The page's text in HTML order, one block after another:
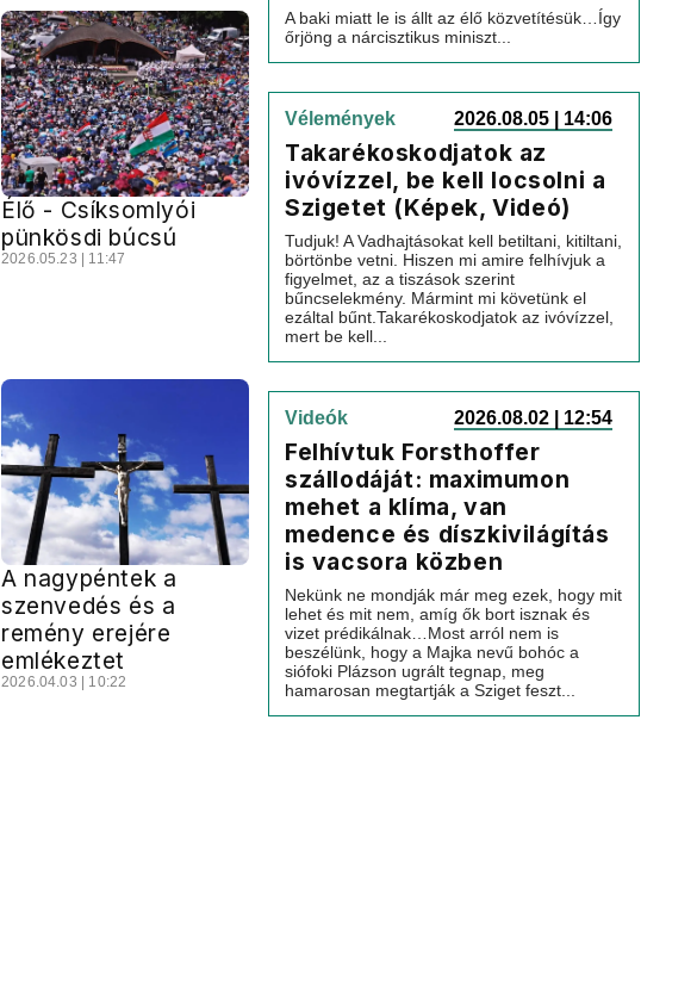
Élő - Csíksomlyói
pünkösdi búcsú
2026.05.23 | 11:47
A nagypéntek a
szenvedés és a
remény erejére
emlékeztet
2026.04.03 | 10:22
A baki miatt le is állt az élő közvetítésük…Így
őrjöng a nárcisztikus miniszt...
Vélemények 2026.08.05 | 14:06
Takarékoskodjatok az
ivóvízzel, be kell locsolni a
Szigetet (Képek, Videó)
Tudjuk! A Vadhajtásokat kell betiltani, kitiltani,
börtönbe vetni. Hiszen mi amire felhívjuk a
figyelmet, az a tiszások szerint
bűncselekmény. Mármint mi követünk el
ezáltal bűnt.Takarékoskodjatok az ivóvízzel,
mert be kell...
Videók 2026.08.02 | 12:54
Felhívtuk Forsthoffer
szállodáját: maximumon
mehet a klíma, van
medence és díszkivilágítás
is vacsora közben
Nekünk ne mondják már meg ezek, hogy mit
lehet és mit nem, amíg ők bort isznak és
vizet prédikálnak…Most arról nem is
beszélünk, hogy a Majka nevű bohóc a
siófoki Plázson ugrált tegnap, meg
hamarosan megtartják a Sziget feszt...